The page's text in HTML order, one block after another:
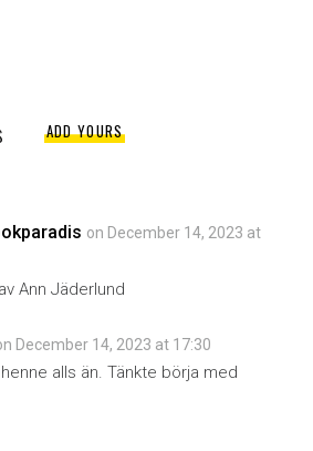
ADD YOURS
on December 14, 2023 at
Ann Jäderlund
December 14, 2023 at 17:30
alls än. Tänkte börja med